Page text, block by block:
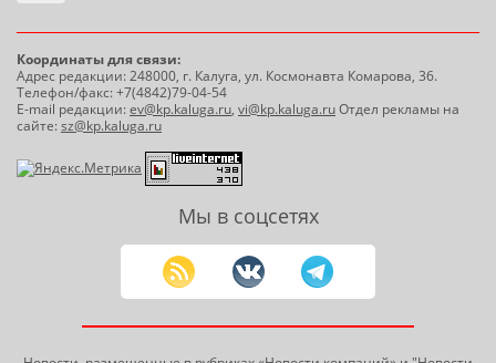
Координаты для связи:
Адрес редакции: 248000, г. Калуга, ул. Космонавта Комарова, 36.
Телефон/факс: +7(4842)79-04-54
E-mail редакции:ev@kp.kaluga.ru, vi@kp.kaluga.ruОтдел рекламы на
сайте:sz@kp.kaluga.ru
Мы в соцсетях